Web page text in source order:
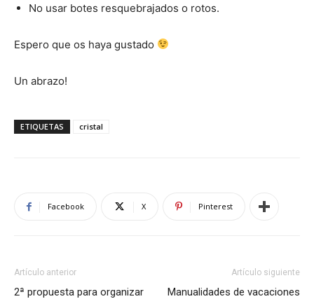
No usar botes resquebrajados o rotos.
Espero que os haya gustado
Un abrazo!
ETIQUETAS cristal
Facebook X Pinterest
Artículo anterior
2ª propuesta para organizar
Artículo siguiente
Manualidades de vacaciones